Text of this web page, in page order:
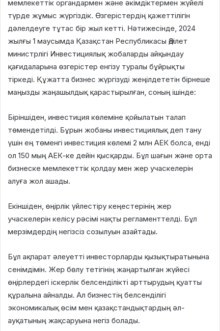
мемлекеттік органдармен және әкімдіктермен жүйелі
түрде жұмыс жүргіздік. Өзгерістердің қажеттілігін
дәлелдеуге тұтас бір жыл кетті. Нәтижесінде, 2024
жылғы 1 маусымда Қазақстан Республикасы Әділет
министрлігі Инвестициялық жобаларды айқындау
қағидаларына өзгерістер енгізу туралы бұйрықты
тіркеді. Құжатта бизнес жүргізуді жеңілдететін бірнеше
маңызды жаңашылдық қарастырылған, соның ішінде:
Біріншіден, инвестиция көлеміне қойылатын талап
төмендетілді. Бұрын жобаны инвестициялық деп тану
үшін ең төменгі инвестиция көлемі 2 млн АЕК болса, енді
ол 150 мың АЕК-ке дейін қысқарды. Бұл шағын және орта
бизнеске мемлекеттік қолдау мен жер учаскелерін
алуға жол ашады.
Екіншіден, өңірлік үйлестіру кеңестерінің жер
учаскелерін келісу рәсімі нақты регламенттелді. Бұл
мерзімдердің негізсіз созылуын азайтады.
Бұл ақпарат әлеуетті инвесторларды қызықтыратынына
сенімдімін. Жер бөлу тетігінің жаңартылған жүйесі
өңірлердегі іскерлік белсенділікті арттырудың қуатты
құралына айналды. Ал бизнестің белсенділігі
экономикалық өсім мен қазақстандықтардың әл-
ауқатының жақсаруына негіз болады.